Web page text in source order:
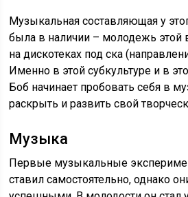
Музыкальная составляющая у
была в наличии – молодежь этой
на дискотеках под ска
Именно в этой субкультуре и в
Боб начинает пробовать себя в
раскрыть и развить свой
Музыка
Первые музыкальные
ставил самостоятельно, однако